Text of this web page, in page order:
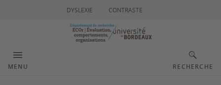
DYSLEXIE CONTRASTE
MENU RECHERCHE